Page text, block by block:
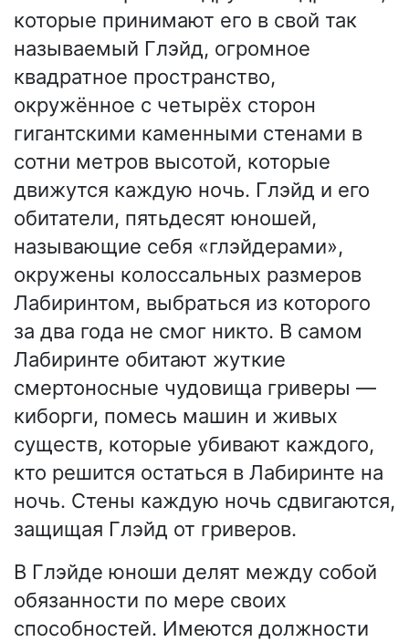
которые принимают его в свой так
называемый Глэйд, огромное
квадратное пространство,
окружённое с четырёх сторон
гигантскими каменными стенами в
сотни метров высотой, которые
движутся каждую ночь. Глэйд и его
обитатели, пятьдесят юношей,
называющие себя «глэйдерами»,
окружены колоссальных размеров
Лабиринтом, выбраться из которого
за два года не смог никто. В самом
Лабиринте обитают жуткие
смертоносные чудовища гриверы —
киборги, помесь машин и живых
существ, которые убивают каждого,
кто решится остаться в Лабиринте на
ночь. Стены каждую ночь сдвигаются,
защищая Глэйд от гриверов.
В Глэйде юноши делят между собой
обязанности по мере своих
способностей. Имеются должности